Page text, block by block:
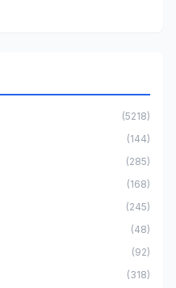
(5218)
(144)
(285)
(168)
(245)
(48)
(92)
(318)